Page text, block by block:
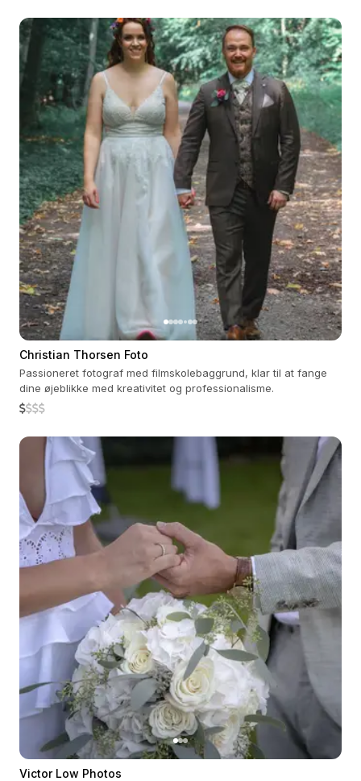
Christian Thorsen Foto
Passioneret fotograf med filmskolebaggrund, klar til at fange
dine øjeblikke med kreativitet og professionalisme.
Victor Low Photos